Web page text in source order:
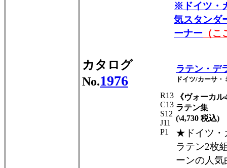
※ドイツ・
気スタンダ
ーナー （
カタログ
No.1976
ラテン・
ドイツ/カーサ・
R13
C13
S12
J11
P1
《ヴォーカ
ラテン集
(\4,730 税込)
★ドイツ・
ラテン2枚
ーンの人